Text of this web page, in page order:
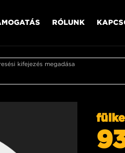
RÓLUNK
kifejezés megadása